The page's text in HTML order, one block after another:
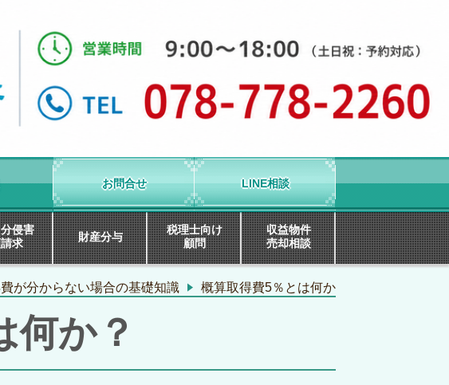
お問合せ LINE相談
侵害
求
財産分与
税理士向け
顧問
収益物件
売却相談
が分からない場合の基礎知識 概算取得費5％とは何か
何か？